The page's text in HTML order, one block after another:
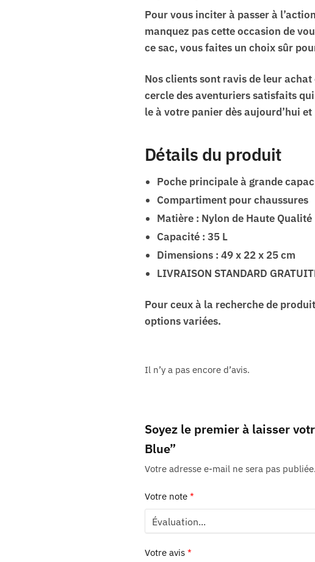
Pour vous inciter à passer à
manquez pas cette occasion de
ce sac, vous faites un choix sûr
Nos clients sont ravis de leur achat
cercle des aventuriers satisfaits
le à votre panier dès aujourd’hui
Détails du produit
Poche principale à grande
Compartiment pour chaussures
Matière : Nylon de Haute Qualité
Capacité : 35 L
Dimensions : 49 x 22 x 25 cm
LIVRAISON STANDARD
Pour ceux à la recherche de
options variées.
Il n’y a pas encore d’avis.
Soyez le premier à laisser
Blue”
Votre adresse e-mail ne sera pas publiée.
Votre note *
Votre avis *